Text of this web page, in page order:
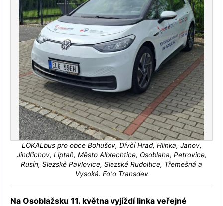
LOKALbus pro obce Bohušov, Dívčí Hrad, Hlinka, Janov,
Jindřichov, Liptaň, Město Albrechtice, Osoblaha, Petrovice,
Rusín, Slezské Pavlovice, Slezské Rudoltice, Třemešná a
Vysoká. Foto Transdev
Na Osoblažsku 11. května vyjíždí linka veřejné